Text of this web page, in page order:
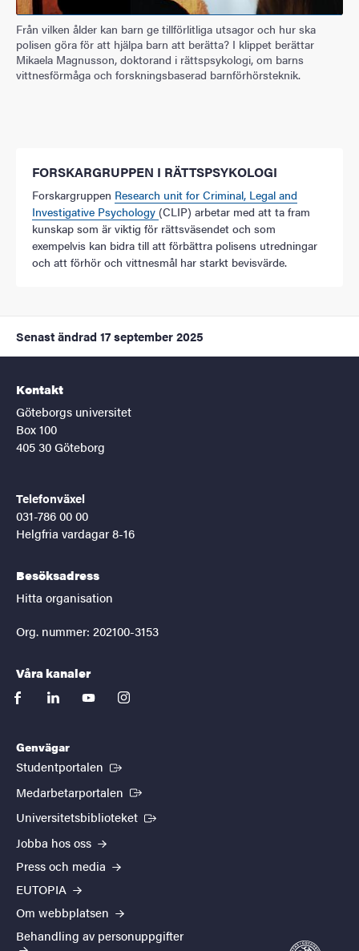
Från vilken ålder kan barn ge tillförlitliga utsagor och hur ska
polisen göra för att hjälpa barn att berätta? I klippet berättar
Mikaela Magnusson, doktorand i rättspsykologi, om barns
vittnesförmåga och forskningsbaserad barnförhörsteknik.
FORSKARGRUPPEN I RÄTTSPSYKOLOGI
Forskargruppen Research unit for Criminal, Legal and
Investigative Psychology (CLIP) arbetar med att ta fram
kunskap som är viktig för rättsväsendet och som
exempelvis kan bidra till att förbättra polisens utredningar
och att förhör och vittnesmål har starkt bevisvärde.
Senast ändrad 17 september 2025
Kontakt
Göteborgs universitet
Box 100
405 30 Göteborg
Telefonväxel
031-786 00 00
Helgfria vardagar 8-16
Besöksadress
Hitta organisation
Org. nummer: 202100-3153
Våra kanaler
facebooklinkedinyoutubeinstagram
Genvägar
Studentportalen (Extern länk)
Medarbetarportalen (Extern länk)
Universitetsbiblioteket (Extern länk)
Jobba hos oss
Press och media
EUTOPIA
Om webbplatsen
Behandling av personuppgifter